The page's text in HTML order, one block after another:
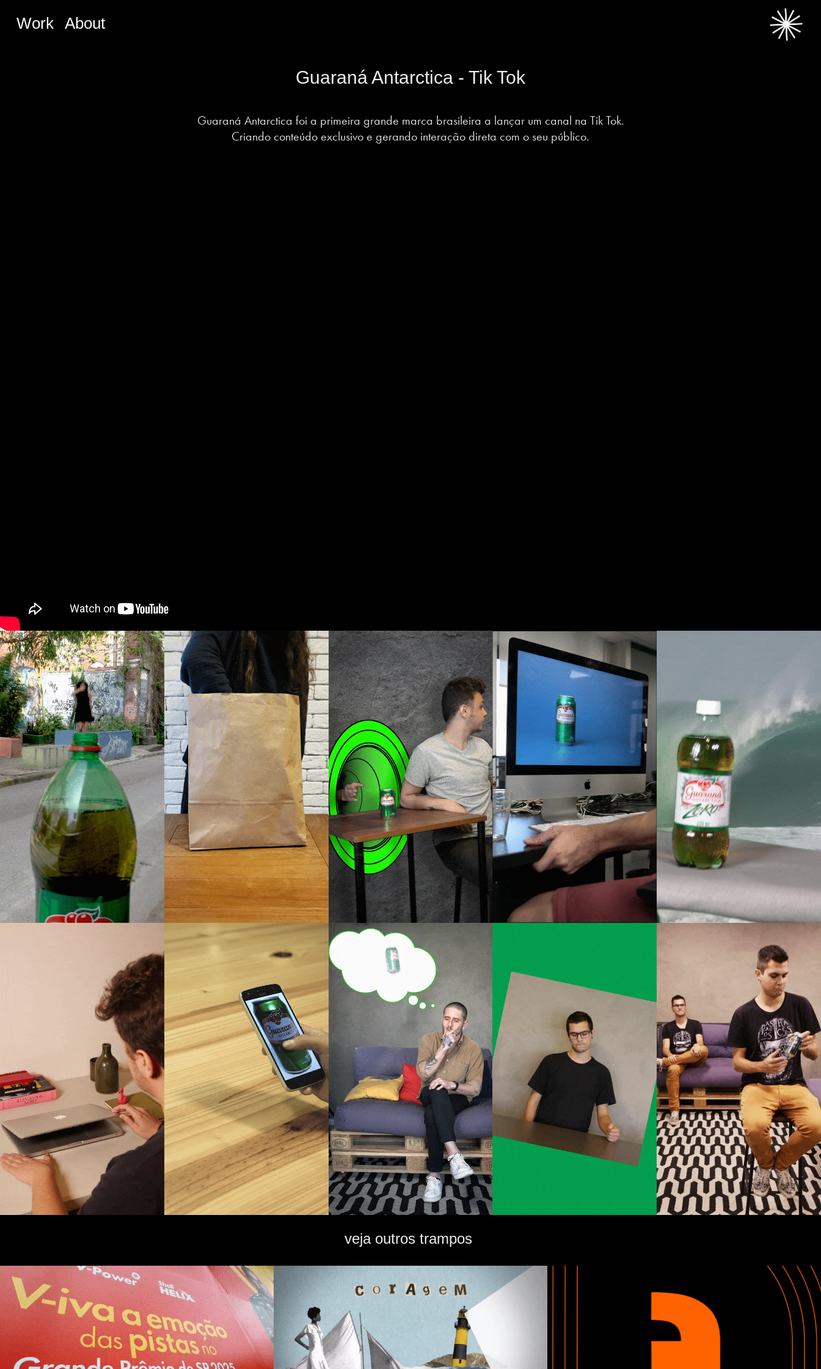
Work About
Guaraná Antarctica - Tik Tok
Guaraná Antarctica foi a primeira grande marca brasileira a lançar um canal na Tik Tok.
Criando conteúdo exclusivo e gerando interação direta com o seu público.
veja outros trampos
Shell × GP de São Paulo 2025 Philip Morris - Futuro Sem Cigarro Itaú BBA - Talks